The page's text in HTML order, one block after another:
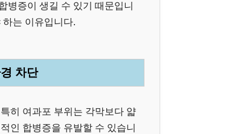
병증이 생길 수 있기 때문입니
는 이유입니다.
차단
히 여과포 부위는 각막보다 얇
인 합병증을 유발할 수 있습니